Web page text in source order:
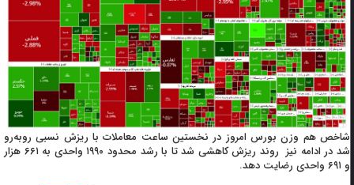
شاخص هم وزن بورس امروز در نخستین ساعت معاملات با ریزش نسبی روبه‌رو
شد در ادامه نیز روند ریزش کاهشی شد تا با رشد محدود ۱۹۹۰ واحدی به ۶۶۱ هزار
و ۶۹۱ واحدی رضایت دهد.